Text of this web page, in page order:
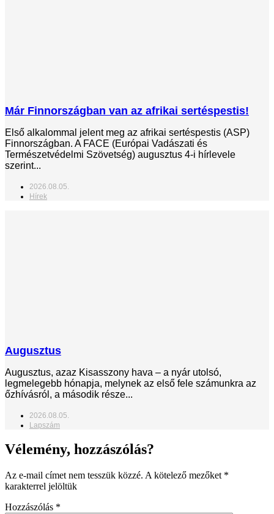
Már Finnországban van az afrikai sertéspestis!
Első alkalommal jelent meg az afrikai sertéspestis (ASP)
Finnországban. A FACE (Európai Vadászati és
Természetvédelmi Szövetség) augusztus 4-i hírlevele
szerint...
2026.08.05.
Hírek
Augusztus
Augusztus, azaz Kisasszony hava – a nyár utolsó,
legmelegebb hónapja, melynek az első fele számunkra az
őzhívásról, a második része...
2026.08.05.
Lapszám
Vélemény, hozzászólás?
Az e-mail címet nem tesszük közzé. A kötelező mezőket *
karakterrel jelöltük
Hozzászólás *